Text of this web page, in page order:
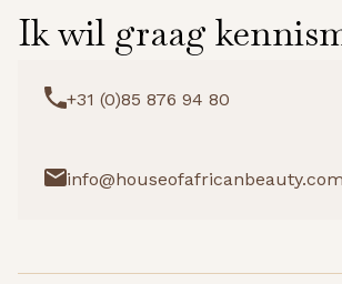
Ik wil graag
+31 (0)85 876 94 80
info@houseofafricanbeauty.com